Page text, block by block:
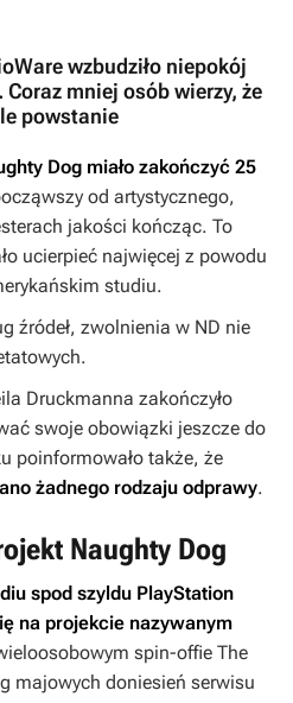
wzbudziło niepokój
mniej osób wierzy, że
powstanie
Dog miało zakończyć 25
od artystycznego,
jakości kończąc. To
ucierpieć najwięcej z powodu
studiu.
źródeł, zwolnienia w ND nie
Druckmanna zakończyło
swoje obowiązki jeszcze do
poinformowało także, że
żadnego rodzaju odprawy.
Naughty Dog
spod szyldu PlayStation
na projekcie nazywanym
spin-offie The
majowych doniesień serwisu